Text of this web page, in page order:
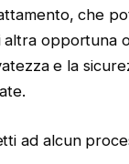
che
opportuna
e la
ad alcun